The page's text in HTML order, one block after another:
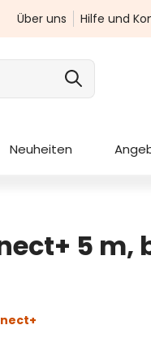
Über uns Hilfe und
Neuheiten
5 m,